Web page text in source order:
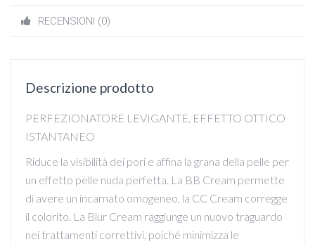
RECENSIONI (0)
Descrizione prodotto
PERFEZIONATORE LEVIGANTE, EFFETTO OTTICO
ISTANTANEO
Riduce la visibilità dei pori e affina la grana della pelle per
un effetto pelle nuda perfetta. La BB Cream permette
di avere un incarnato omogeneo, la CC Cream corregge
il colorito. La Blur Cream raggiunge un nuovo traguardo
nei trattamenti correttivi, poiché minimizza le